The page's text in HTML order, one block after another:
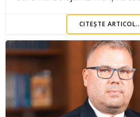
CITEȘTE ARTICOL..